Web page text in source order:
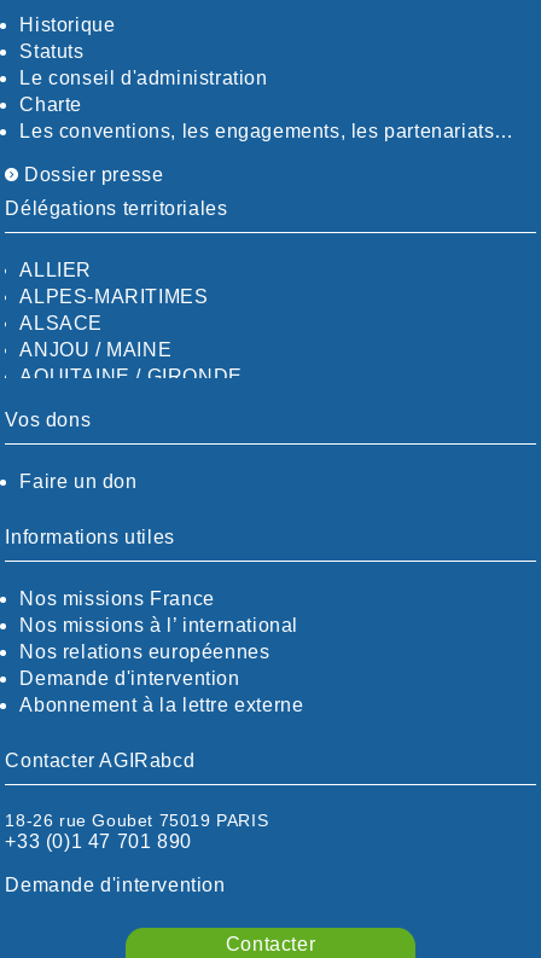
Historique
Statuts
Le conseil d'administration
Charte
Les conventions, les engagements, les partenariats…
Dossier presse
Délégations territoriales
ALLIER
ALPES-MARITIMES
ALSACE
ANJOU / MAINE
AQUITAINE / GIRONDE
AUDE
CALVADOS-ORNE
CHARENTE-MARITIME
CÖTE-D'OR
CÖTES-D'ARMOR
DORDOGNE
DRÖME / ARDÈCHE
ESSONNE
EURE-ET-LOIR
FINISTÈRE
HAUTES-PYRÉNÉES
HÉRAULT
ILLE ET VILAINE
Vos dons
Faire un don
Informations utiles
Nos missions France
Nos missions à l’ international
Nos relations européennes
Demande d'intervention
Abonnement à la lettre externe
Contacter AGIRabcd
18-26 rue Goubet 75019 PARIS
+33 (0)1 47 701 890
Demande d'intervention
Contacter